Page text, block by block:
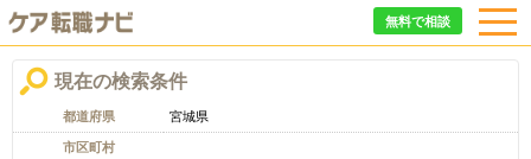
無料で相談
現在の検索条件
都道府県 宮城県
市区町村